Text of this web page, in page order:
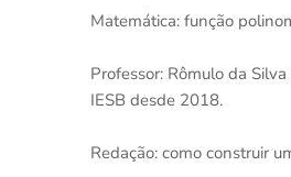
Matemática: função
Professor: Rômulo da
IESB desde 2018.
Redação: como construir